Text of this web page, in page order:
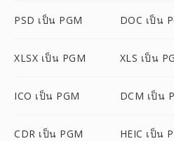
PSD เป็น PGM DOC เป็น
XLSX เป็น PGM XLS เป็น
ICO เป็น PGM DCM เป็น
CDR เป็น PGM HEIC เป็น